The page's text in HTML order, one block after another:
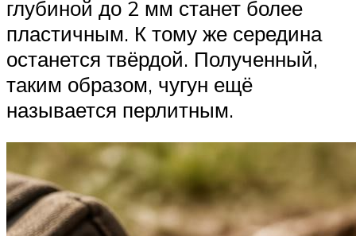
глубиной до 2 мм станет более
пластичным. К тому же середина
останется твёрдой. Полученный,
таким образом, чугун ещё
называется перлитным.